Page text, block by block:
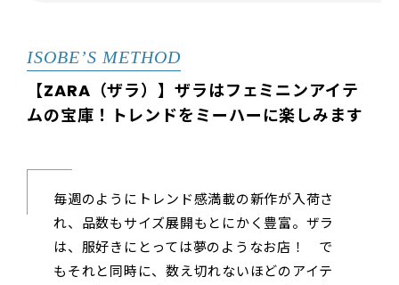
ISOBE’S METHOD
【ZARA（ザラ）】ザラはフェミニンアイテ
ムの宝庫！トレンドをミーハーに楽しみます
毎週のようにトレンド感満載の新作が入荷さ
れ、品数もサイズ展開もとにかく豊富。ザラ
は、服好きにとっては夢のようなお店！ で
もそれと同時に、数え切れないほどのアイテ